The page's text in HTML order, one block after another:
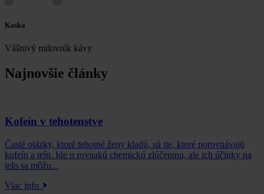
Katka
Vášnivý milovník kávy
Najnovšie články
Kofeín v tehotenstve
Časté otázky, ktoré tehotné ženy kladú, sú tie, ktoré porovnávajú
kofeín a teín. Ide o rovnakú chemickú zlúčeninu, ale ich účinky na
telo sa môžu...
Viac info